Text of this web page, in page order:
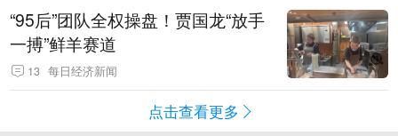
“95后”团队全权操盘！贾国龙“放手
一搏”鲜羊赛道
13 每日经济新闻
点击查看更多